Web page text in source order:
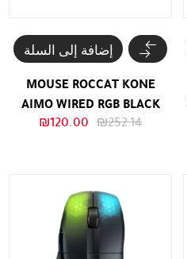
MOUSE ROCCAT KONE
AIMO WIRED RGB BLACK
₪252.14
السعر ₪120.00
إضافة إلى السلة